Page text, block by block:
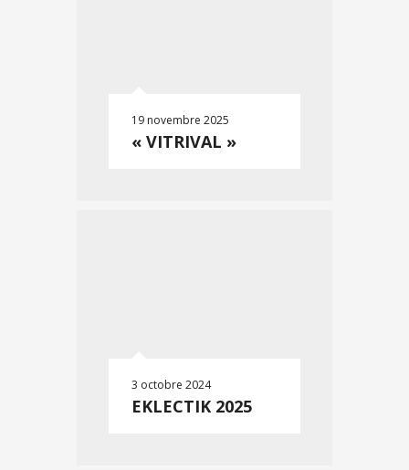
19 novembre 2025
« VITRIVAL »
3 octobre 2024
EKLECTIK 2025